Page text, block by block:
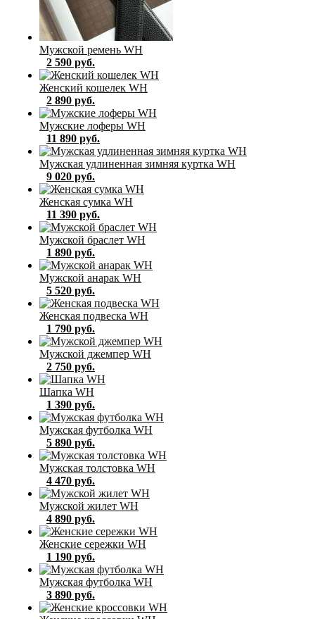
Мужской ремень WH
2 590 руб.
Женский кошелек WH
2 890 руб.
Мужские лоферы WH
11 890 руб.
Мужская удлиненная зимняя куртка WH
9 020 руб.
Женская сумка WH
11 390 руб.
Мужской браслет WH
1 890 руб.
Мужской анарак WH
5 520 руб.
Женская подвеска WH
1 790 руб.
Мужской джемпер WH
2 750 руб.
Шапка WH
1 390 руб.
Мужская футболка WH
5 890 руб.
Мужская толстовка WH
4 470 руб.
Мужской жилет WH
4 890 руб.
Женские сережки WH
1 190 руб.
Мужская футболка WH
3 890 руб.